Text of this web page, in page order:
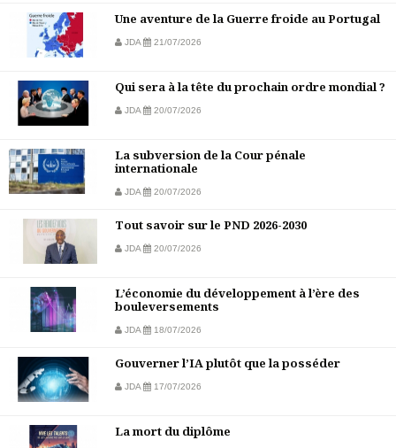
Une aventure de la Guerre froide au Portugal
JDA 21/07/2026
Qui sera à la tête du prochain ordre mondial ?
JDA 20/07/2026
La subversion de la Cour pénale
internationale
JDA 20/07/2026
Tout savoir sur le PND 2026-2030
JDA 20/07/2026
L’économie du développement à l’ère des
bouleversements
JDA 18/07/2026
Gouverner l’IA plutôt que la posséder
JDA 17/07/2026
La mort du diplôme